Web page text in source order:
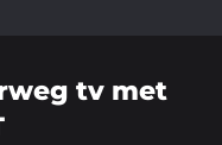
tv met